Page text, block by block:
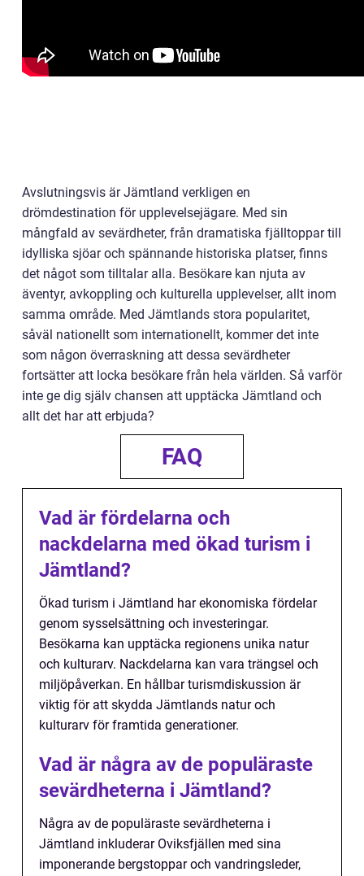
Avslutningsvis är Jämtland verkligen en
drömdestination för upplevelsejägare. Med sin
mångfald av sevärdheter, från dramatiska fjälltoppar till
idylliska sjöar och spännande historiska platser, finns
det något som tilltalar alla. Besökare kan njuta av
äventyr, avkoppling och kulturella upplevelser, allt inom
samma område. Med Jämtlands stora popularitet,
såväl nationellt som internationellt, kommer det inte
som någon överraskning att dessa sevärdheter
fortsätter att locka besökare från hela världen. Så varför
inte ge dig själv chansen att upptäcka Jämtland och
allt det har att erbjuda?
FAQ
Vad är fördelarna och
nackdelarna med ökad turism i
Jämtland?
Ökad turism i Jämtland har ekonomiska fördelar
genom sysselsättning och investeringar.
Besökarna kan upptäcka regionens unika natur
och kulturarv. Nackdelarna kan vara trängsel och
miljöpåverkan. En hållbar turismdiskussion är
viktig för att skydda Jämtlands natur och
kulturarv för framtida generationer.
Vad är några av de populäraste
sevärdheterna i Jämtland?
Några av de populäraste sevärdheterna i
Jämtland inkluderar Oviksfjällen med sina
imponerande bergstoppar och vandringsleder,